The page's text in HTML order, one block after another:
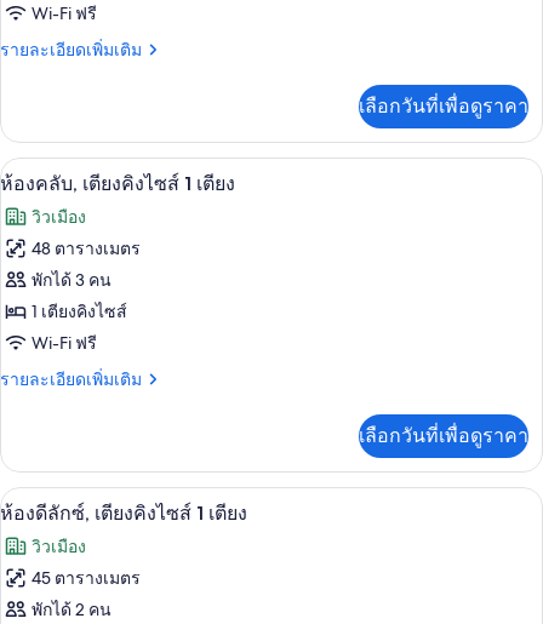
คลับ,
เตียง
2
เตียง
Wi-Fi ฟรี
รายละเอียดเพิ่มเติม
ราย
เกี่ยว
กับ
ห้อง
เตียง
ใหญ่
เตียง
เลือกวันที่เพื่อดูราคา
เปิด
ภาพถ่าย
ทั้งหมด
ของ
ห้อง
คลับ,
เตียง
ไซส์
เตียง
เครื่องนอนระดับพรีเมียม, มินิบาร์, ตู้นิ
4
ห้องคลับ, เตียงคิงไซส์ 1 เตียง
วิวเมือง
48 ตารางเมตร
พักได้ 3 คน
1 เตียงคิงไซส์
Wi-Fi ฟรี
รายละเอียดเพิ่มเติม
ราย
เกี่ยว
กับ
ห้อง
เตียง
คิง
ไซส์
เลือกวันที่เพื่อดูราคา
เปิด
ภาพถ่าย
ทั้งหมด
ของ
ห้องดีลักซ์, เตียงคิงไซส์ 1 เตียง | เครื่
6
ห้องดีลักซ์, เตียงคิงไซส์ 1 เตียง
วิวเมือง
45 ตารางเมตร
พักได้ 2 คน